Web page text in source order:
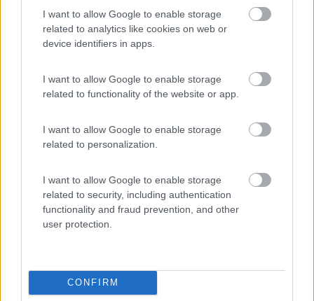
I want to allow Google to enable storage
related to analytics like cookies on web or
device identifiers in apps.
I want to allow Google to enable storage
related to functionality of the website or app.
I want to allow Google to enable storage
related to personalization.
I want to allow Google to enable storage
related to security, including authentication
functionality and fraud prevention, and other
user protection.
CONFIRM
in camper
Periodo
16/09/2007 - 01/11/2007 (46 giorni)
Turchia- Istanbul, Van-Dijarbakir, Nemrut-Dagi
13/11/2017